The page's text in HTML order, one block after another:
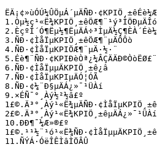
ËÄ¡¢»ùÓÚ¼ÛÖµÁ´µÄÑÐ·¢KPIÖ¸±êÉè¼Æ
3.ÑÐ·¢ÌåÏµKPIÖ¸±êÖÆ¶¨µÄÔ­Ôò
4.ÑÐ·¢ÌåÏµKPIÖÆ¶¨µÄ·½·¨
6.ÑÐ·¢ÌåÏµµÄKPIÖ¸±ê¿â
7.ÑÐ·¢ÌåÏµKPIµÄÓ¦ÓÃ
8.ÑÐ·¢¼¨Ð§µÄÁ¿»¯¹ÜÀí
9.×ÉÑ¯°¸Àý½²½â£º
10.ÐÐ¶¯¼Æ»®£º
11.ÑÝÁ·ÓëÎÊÌâÌÖÂÛ